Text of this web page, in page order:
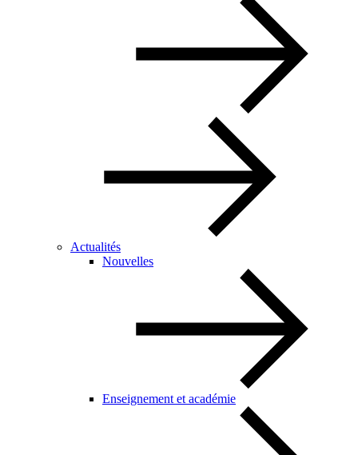
Actualités
Nouvelles
Enseignement et académie